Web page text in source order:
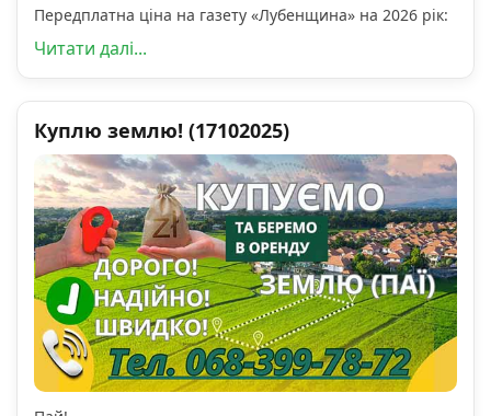
Передплатна ціна на газету «Лубенщина» на 2026 рік:
Читати далі...
Куплю землю! (17102025)